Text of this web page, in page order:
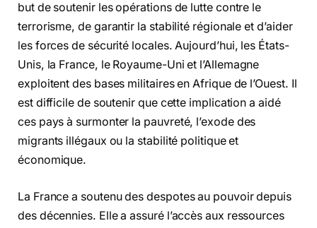
but de soutenir les opérations de lutte contre le
terrorisme, de garantir la stabilité régionale et d’aider
les forces de sécurité locales. Aujourd’hui, les États-
Unis, la France, le Royaume-Uni et l’Allemagne
exploitent des bases militaires en Afrique de l’Ouest. Il
est difficile de soutenir que cette implication a aidé
ces pays à surmonter la pauvreté, l’exode des
migrants illégaux ou la stabilité politique et
économique.
La France a soutenu des despotes au pouvoir depuis
des décennies. Elle a assuré l’accès aux ressources